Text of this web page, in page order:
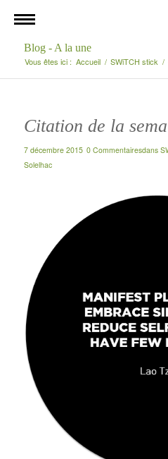
Blog - A la une
Vous êtes ici : Accueil / SWiTCH stick /
Citation de la
7 décembre 2015 0 Commentairesdans
Solelhac